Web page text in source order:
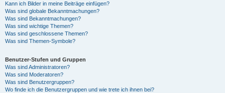
Kann ich Bilder in meine Beiträge einfügen?
Was sind globale Bekanntmachungen?
Was sind Bekanntmachungen?
Was sind wichtige Themen?
Was sind geschlossene Themen?
Was sind Themen-Symbole?
Benutzer-Stufen und Gruppen
Was sind Administratoren?
Was sind Moderatoren?
Was sind Benutzergruppen?
Wo finde ich die Benutzergruppen und wie trete ich ihnen bei?